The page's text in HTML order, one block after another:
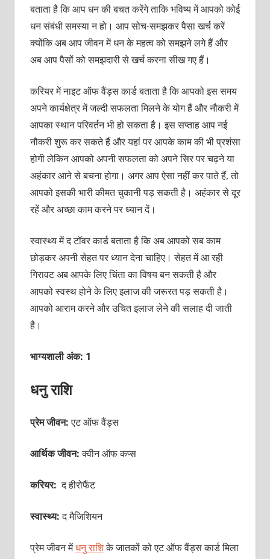
बताता है कि आप धन की बचत करेंगे ताकि भविष्‍य में आपको कोई
धन संबंधी समस्‍या न हो। आप सोच-समझकर पैसा खर्च करें
क्‍योंकि अब आप जीवन में धन के महत्‍व को समझने लगे हैं और
अब आप पैसों को समझदारी से खर्च करना सीख गए हैं।
करियर में नाइट ऑफ वैंड्स कार्ड बताता है कि आपको इस समय
अपने कार्यक्षेत्र में जल्‍दी सफलता मिलने के योग हैं और नौकरी में
आपका स्‍थान परिवर्तन भी हो सकता है। इस सप्‍ताह आप नई
नौकरी शुरू कर सकते हैं और यहां पर आपके काम की भी प्रशंसा
होगी लेकिन आपको अपनी सफलता को अपने सिर पर चढ़ने या
अहंकार आने से बचना होगा। अगर आप ऐसा नहीं कर पाते हैं, तो
आपको इसकी भारी कीमत चुकानी पड़ सकती है। अहंकार से दूर
रहें और अच्‍छा काम करने पर ध्‍यान दें।
स्‍वास्‍थ्‍य में द टॉवर कार्ड बताता है कि अब आपको सब काम
छोड़कर अपनी सेहत पर ध्‍यान देना चाहिए। सेहत में आ रही
गिरावट अब आपके लिए चिंता का विषय बन सकती है और
आपको स्‍वस्‍थ होने के लिए इलाज की जरूरत पड़ सकती है।
आपको आराम करने और उचित इलाज लेने की सलाह दी जाती
है।
भाग्यशाली अंक: 1
धनु राशि
प्रेम जीवन:एट ऑफ वैंड्स
आर्थिक जीवन:क्‍वीन ऑफ कप्‍स
करियर:द हीरोफैंट
स्वास्थ्य:द मैजिशियन
प्रेम जीवन मेंधनु राशिके जातकों को एट ऑफ वैंड्स कार्ड मिला